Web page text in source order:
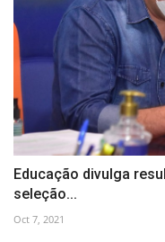
Educação divulga
seleção...
Oct 7, 2021